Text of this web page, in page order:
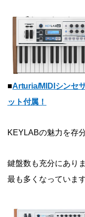
■Arturia/MIDIシンセ
ット付属！
KEYLABの魅力を存
鍵盤数も充分にあり
最も多くなっています